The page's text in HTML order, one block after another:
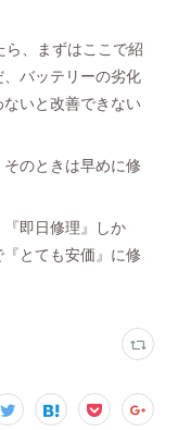
、まずはここで紹
バッテリーの劣化
いと改善できない
のときは早めに修
即日修理』しか
とても安価』に修